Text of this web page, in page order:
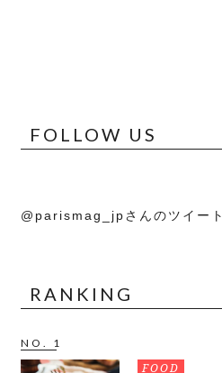
FOLLOW US
@parismag_jpさんのツイート
RANKING
NO. 1
FOOD